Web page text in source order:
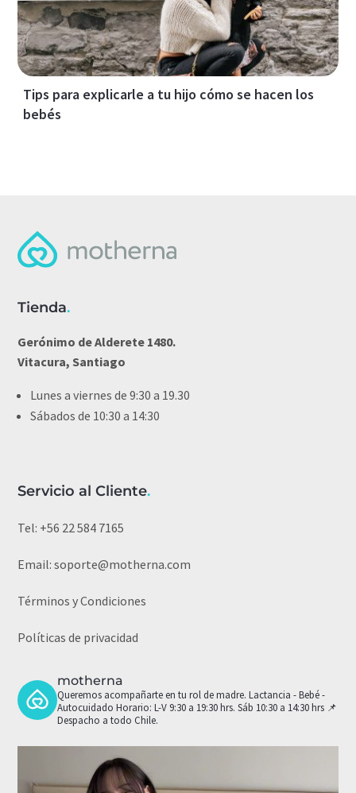
Tips para explicarle a tu hijo cómo se hacen los
bebés
Tienda.
Gerónimo de Alderete 1480.
Vitacura, Santiago
Lunes a viernes de 9:30 a 19.30
Sábados de 10:30 a 14:30
Servicio al Cliente.
Tel: +56 22 584 7165
Email:soporte@motherna.com
Términos y Condiciones
Políticas de privacidad
motherna
Queremos acompañarte en tu rol de madre. Lactancia - Bebé -
Autocuidado Horario: L-V 9:30 a 19:30 hrs. Sáb 10:30 a 14:30 hrs 📌
Despacho a todo Chile.